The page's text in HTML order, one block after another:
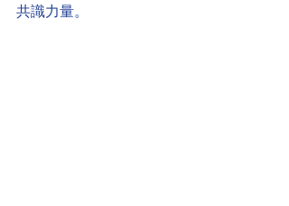
共識力量。